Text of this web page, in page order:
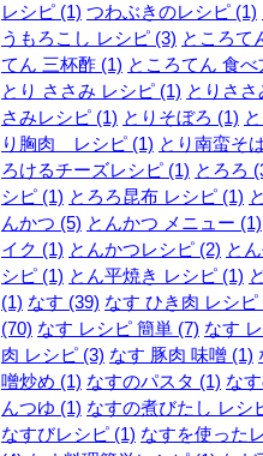
レシピ (1) つわぶきのレシピ (1)
うもろこし レシピ (3) ところて
てん 三杯酢 (1) ところてん 食べ
とり ささみ レシピ (1) とりささ
さみレシピ (1) とりそぼろ (1)
り胸肉 レシピ (1) とり南蛮そ
ろけるチーズレシピ (1) とろろ
シピ (1) とろろ昆布 レシピ (1)
んかつ (5) とんかつ メニュー (1)
イク (1) とんかつレシピ (2) と
シピ (1) とん平焼き レシピ (1)
(1) なす (39) なす ひき肉 レシピ
(70) なす レシピ 簡単 (7) なす
肉 レシピ (3) なす 豚肉 味噌 (1)
噌炒め (1) なすのパスタ (1) な
んつゆ (1) なすの煮びたし レシ
なすびレシピ (1) なすを使った